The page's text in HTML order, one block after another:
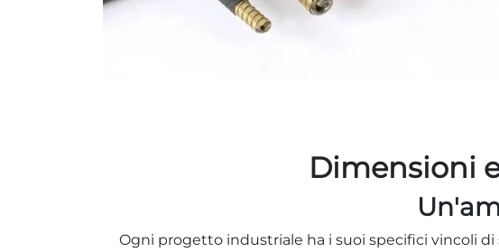
Dimensioni
Ogni progetto industriale ha i suoi specifici vincoli di